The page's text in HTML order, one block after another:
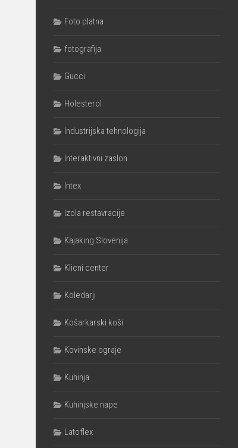
Foto platna
fotografija
Gucci
Holesterol
Industrijska tehnologija
Interaktivni zaslon
Intex
Izola restavracije
Kajaking Slovenija
Klicni center
Koledarji
Košarkarski koši
Kovinske ograje
Kuhinja
Kuhinjske nape
Latoflex